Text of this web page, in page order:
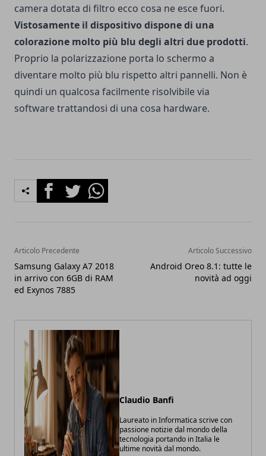
camera dotata di filtro ecco cosa ne esce fuori.
Vistosamente il dispositivo dispone di una
colorazione molto più blu degli altri due prodotti.
Proprio la polarizzazione porta lo schermo a
diventare molto più blu rispetto altri pannelli. Non è
quindi un qualcosa facilmente risolvibile via
software trattandosi di una cosa hardware.
FacebookTwitterWhatsapp
Articolo Precedente
Samsung Galaxy A7 2018
in arrivo con 6GB di RAM
ed Exynos 7885
Articolo Successivo
Android Oreo 8.1: tutte le
novità ad oggi
Claudio Banfi
Laureato in Informatica scrive con
passione notizie dal mondo della
tecnologia portando in Italia le
ultime novità dal mondo.